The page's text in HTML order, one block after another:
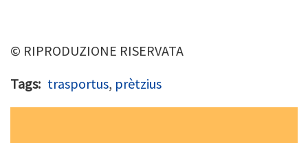
© RIPRODUZIONE RISERVATA
Tags trasportus, prètzius